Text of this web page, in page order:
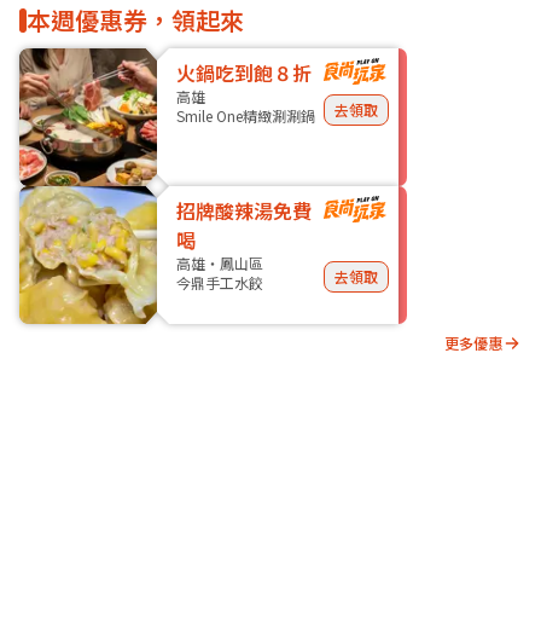
本週優惠券，領起來
火鍋吃到飽８折
高雄
Smile One精緻涮涮鍋
去領取
招牌酸辣湯免費
喝
高雄・鳳山區
今鼎手工水餃
去領取
更多優惠